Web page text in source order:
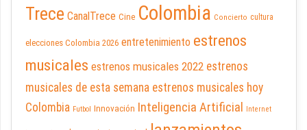
Trece CanalTrece Cine Colombia Concierto cultura
elecciones Colombia 2026 entretenimiento estrenos
musicales estrenos musicales 2022 estrenos
musicales de esta semana estrenos musicales hoy
Colombia Futbol Innovación Inteligencia Artificial Internet